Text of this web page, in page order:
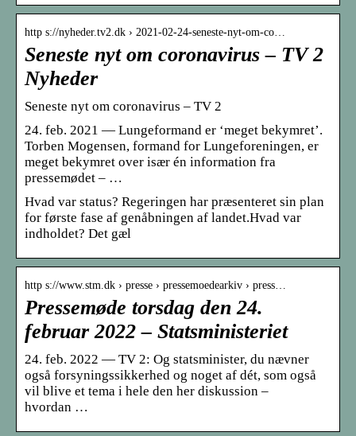
http s://nyheder.tv2.dk › 2021-02-24-seneste-nyt-om-co…
Seneste nyt om coronavirus – TV 2
Nyheder
Seneste nyt om coronavirus – TV 2
24. feb. 2021 — Lungeformand er ‘meget bekymret’.
Torben Mogensen, formand for Lungeforeningen, er
meget bekymret over især én information fra
pressemødet – …
Hvad var status? Regeringen har præsenteret sin plan
for første fase af genåbningen af landet.Hvad var
indholdet? Det gæl
http s://www.stm.dk › presse › pressemoedearkiv › press…
Pressemøde torsdag den 24.
februar 2022 – Statsministeriet
24. feb. 2022 — TV 2: Og statsminister, du nævner
også forsyningssikkerhed og noget af dét, som også
vil blive et tema i hele den her diskussion –
hvordan …